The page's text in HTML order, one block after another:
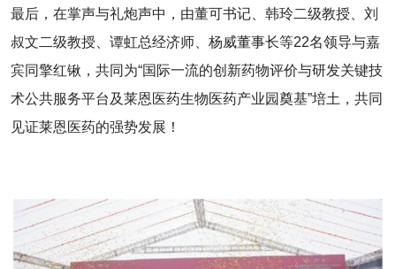
最后，在掌声与礼炮声中，由董可书记、韩玲二级教授、刘
叔文二级教授、谭虹总经济师、杨威董事长等22名领导与嘉
宾同擎红锹，共同为“国际一流的创新药物评价与研发关键技
术公共服务平台及莱恩医药生物医药产业园奠基”培土，共同
见证莱恩医药的强势发展！